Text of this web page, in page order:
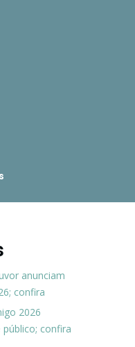
anunciam
confira
2026
confira